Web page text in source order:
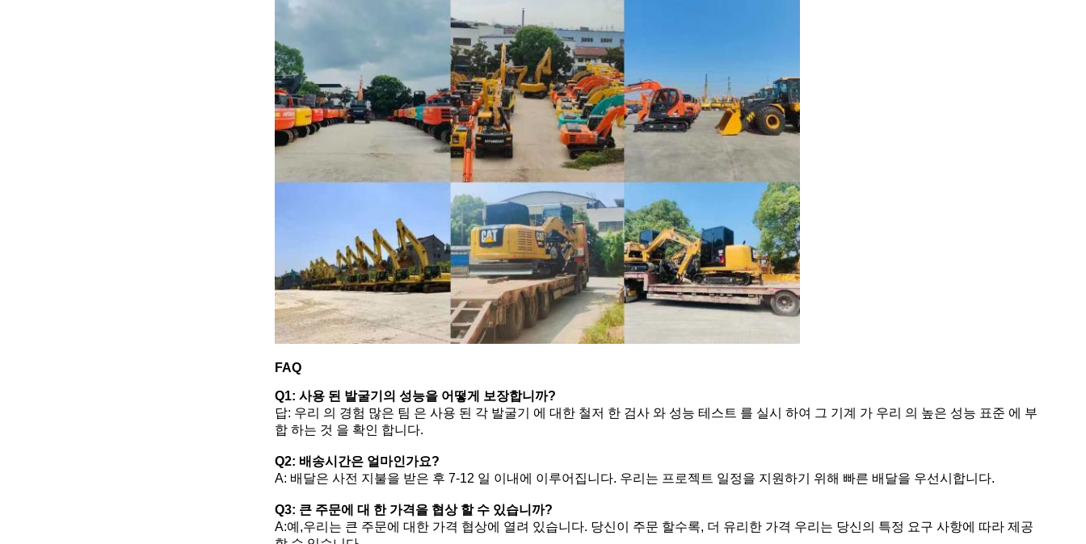
FAQ
Q1: 사용 된 발굴기의 성능을 어떻게 보장합니까?
답: 우리 의 경험 많은 팀 은 사용 된 각 발굴기 에 대한 철저 한 검사 와 성능 테스트 를 실시 하여 그 기계 가 우리 의 높은 성능 표준 에 부
합 하는 것 을 확인 합니다.
Q2: 배송시간은 얼마인가요?
A: 배달은 사전 지불을 받은 후 7-12 일 이내에 이루어집니다. 우리는 프로젝트 일정을 지원하기 위해 빠른 배달을 우선시합니다.
Q3: 큰 주문에 대 한 가격을 협상 할 수 있습니까?
A:예,우리는 큰 주문에 대한 가격 협상에 열려 있습니다. 당신이 주문 할수록, 더 유리한 가격 우리는 당신의 특정 요구 사항에 따라 제공